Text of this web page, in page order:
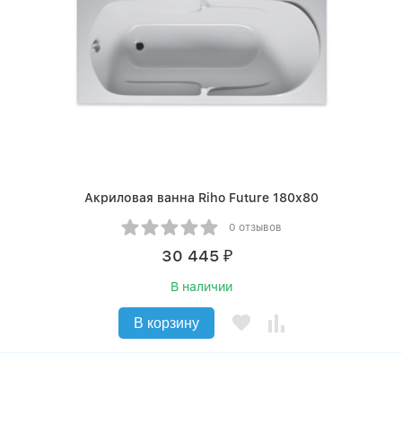
Акриловая ванна Riho Future 180x80
0 отзывов
30 445 ₽
В наличии
В корзину